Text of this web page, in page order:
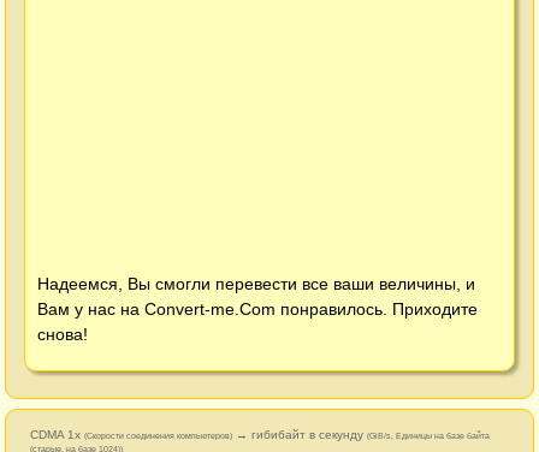
Надеемся, Вы смогли перевести все ваши величины, и
Вам у нас на Convert-me.Com понравилось. Приходите
снова!
CDMA 1x (Cкорости соединения компьютеров) → гибибайт в секунду (GiB/s, Единицы на базе байта
(старые, на базе 1024))